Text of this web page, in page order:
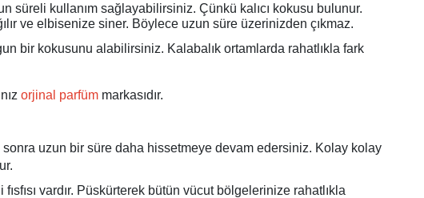
süreli kullanım sağlayabilirsiniz. Çünkü kalıcı kokusu bulunur.
ve elbisenize siner. Böylece uzun süre üzerinizden çıkmaz.
bir kokusunu alabilirsiniz. Kalabalık ortamlarda rahatlıkla fark
orjinal parfüm markasıdır.
sonra uzun bir süre daha hissetmeye devam edersiniz. Kolay kolay
vardır. Püskürterek bütün vücut bölgelerinize rahatlıkla